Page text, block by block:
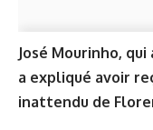
José Mourinho,
a expliqué avoir
inattendu de